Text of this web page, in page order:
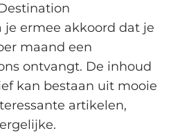
je ermee akkoord dat je
maand een
ontvangt. De inhoud
kan bestaan uit mooie
artikelen,